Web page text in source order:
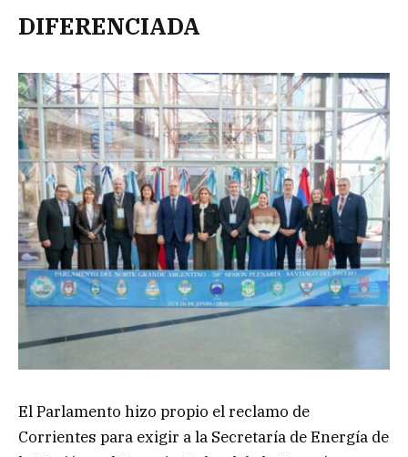
DIFERENCIADA
El Parlamento hizo propio el reclamo de
Corrientes para exigir a la Secretaría de Energía de